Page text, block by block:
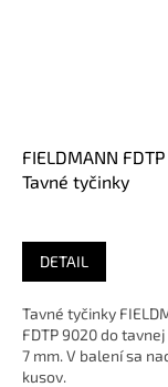
FIELDMANN
Tavné tyčinky
DETAIL
Tavné tyčinky
FDTP 9020 do
7 mm. V balení sa
kusov.